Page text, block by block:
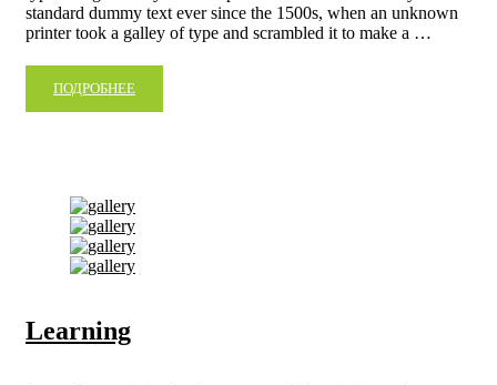
standard dummy text ever since the 1500s, when an unknown
printer took a galley of type and scrambled it to make a …
ПОДРОБНЕЕ
Learning